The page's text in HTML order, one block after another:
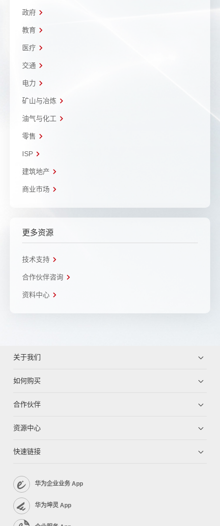
政府
教育
医疗
交通
电力
矿山与冶炼
油气与化工
零售
ISP
建筑地产
商业市场
更多资源
技术支持
合作伙伴咨询
资料中心
关于我们
如何购买
合作伙伴
资源中心
快速链接
华为企业业务 App
华为坤灵 App